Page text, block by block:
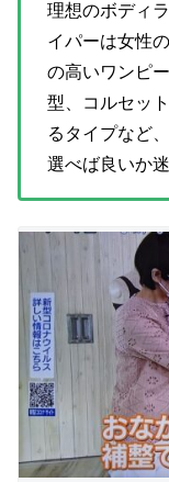
理想のボディ
イパーは女性
の高いワンピ
型、コルセッ
るタイプなど
選べば良いか